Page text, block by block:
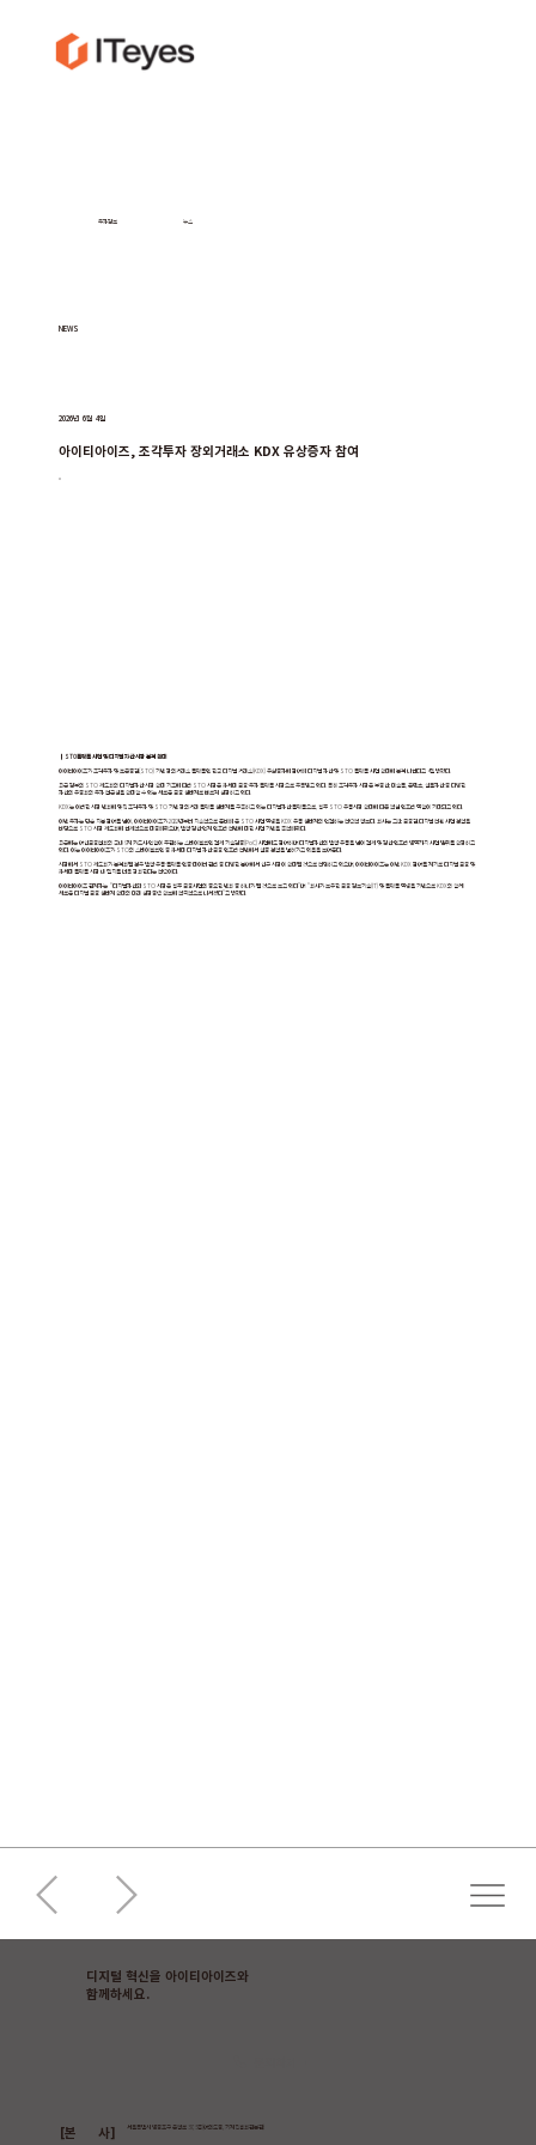
투자정보 뉴스
NEWS
2026년 6월 4일
아이티아이즈, 조각투자 장외거래소 KDX 유상증자 참여
│STO플랫폼 사업 및 디지털 자산 시장 본격 확대
아이티아이즈가 조각투자 및 토큰증권(STO) 기반 장외거래소 플랫폼인 한국 디지털 거래소(KDX) 유상증자에 참여해 디지털 자산 및 STO 플랫폼 사업 확대에 본격 나선다고 4일 밝혔다.
최근 정부의 STO 제도화와 디지털자산 시장 확대 기조에 따라 STO 시장은 차세대 금융·투자 플랫폼 시장으로 주목받고 있다. 특히 조각투자 시장은 부동산, 미술품, 콘텐츠, 실물자산 등 다양한
자산의 유동화와 투자 접근성을 확대할 수 있는 새로운 금융 생태계로 빠르게 성장하고 있다.
KDX는 이러한 시장 변화에 맞춰 조각투자 및 STO 기반 장외거래 플랫폼 생태계를 구축하고 있는 디지털자산 플랫폼으로, 향후 STO 유통시장 확대에 따른 핵심 인프라 역할이 기대되고 있다.
이번 투자는 단순 지분 참여를 넘어, 아이티아이즈가 2022년부터 지속적으로 준비해 온 STO 사업 역량을 KDX 유통 생태계와 연결하는 전략적 행보다. 회사는 그간 금융권 디지털 전환 사업 경험을
바탕으로 STO 시장 제도화에 선제적으로 대응해왔으며, 발행·정산·연계 인프라 전반에 대한 사업 기반을 축적해왔다.
최근에는 여신금융협회와 국내 9개 카드사 연합이 주관하는 스테이블코인 결제 기술검증(PoC) 사업에도 참여하며 디지털자산의 발행·유통을 넘어 결제 및 정산 인프라 영역까지 사업 범위를 확장하고
있다. 이는 아이티아이즈가 STO와 스테이블코인 등 차세대 디지털 자산 금융 인프라 전반에서 실증 경험을 넓혀가고 있음을 보여준다.
시장에서 STO 제도화가 본격화될 경우 발행·유통·플랫폼·인증·데이터 관리 등 다양한 분야에서 신규 시장이 확대될 것으로 전망하고 있으며, 아이티아이즈는 이번 KDX 참여를 계기로 디지털 금융 및
차세대 플랫폼 시장 내 입지를 더욱 강화한다는 전략이다.
아이티아이즈 관계자는 “디지털자산과 STO 시장은 향후 금융사업의 중요한 변화 중 하나가 될 것으로 보고 있다”며 “회사가 보유한 금융 정보기술(IT) 및 플랫폼 역량을 기반으로 KDX와 함께
새로운 디지털 금융 생태계 확대와 미래 성장동력 확보에 적극적으로 나서겠다”고 밝혔다.
디지털 혁신을 아이티아이즈와
​함께하세요.
[본 사]
서울특별시 영등포구 은행로 37, 5층(여의도동, 기계진흥회관본관)